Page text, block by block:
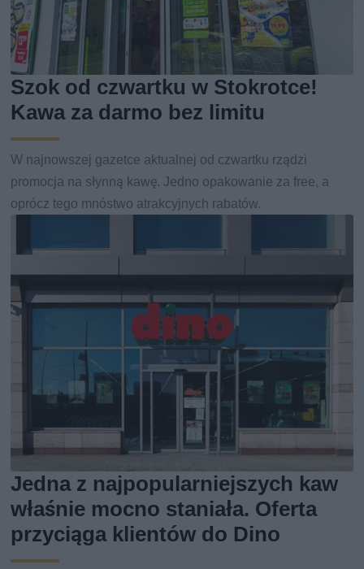
Szok od czwartku w Stokrotce!
Kawa za darmo bez limitu
W najnowszej gazetce aktualnej od czwartku rządzi
promocja na słynną kawę. Jedno opakowanie za free, a
oprócz tego mnóstwo atrakcyjnych rabatów.
Jedna z najpopularniejszych kaw
właśnie mocno staniała. Oferta
przyciąga klientów do Dino